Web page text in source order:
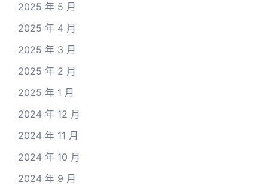
2025 年 5 月
2025 年 4 月
2025 年 3 月
2025 年 2 月
2025 年 1 月
2024 年 12 月
2024 年 11 月
2024 年 10 月
2024 年 9 月